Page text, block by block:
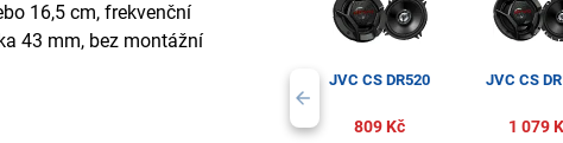
16,5 cm, frekvenční
43 mm, bez montážní
JVC CS DR520
809 Kč
JVC CS
1 079